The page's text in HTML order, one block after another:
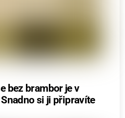
bez brambor je v
si ji připravíte